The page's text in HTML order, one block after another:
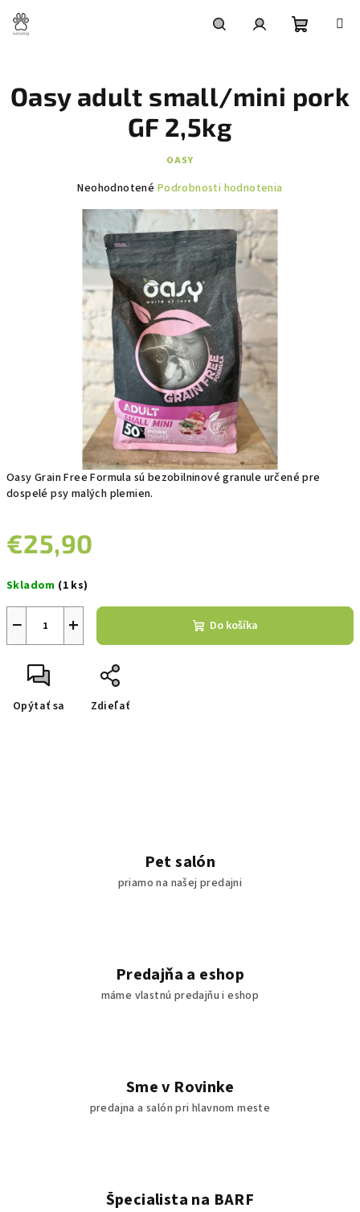
obsah
košík
Oasy Grain Free Formula sú bezobilninové granule určené pre
dospelé psy malých plemien.
€25,90
cena:
Skladom (1 ks)
+
− Do košíka
Opýtať sa Zdieľať
Oasy adult small/mini pork
GF 2,5kg
OASY
Priemerné
produktu
je
0,0
hviezdičiek.
Neohodnotené Podrobnosti hodnotenia
Pet salón
priamo na našej predajni
Predajňa a eshop
máme vlastnú predajňu i eshop
Sme v Rovinke
predajna a salón pri hlavnom meste
Špecialista na BARF